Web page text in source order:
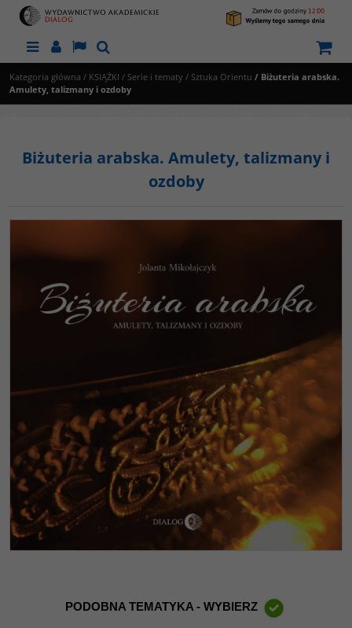
MenuPanelLangSzukaj
Kategoria główna / KSIĄŻKI / Serie i tematy / Sztuka Orientu / Biżuteria arabska.
Amulety, talizmany i ozdoby
Biżuteria arabska. Amulety, talizmany i
ozdoby
PODOBNA TEMATYKA - WYBIERZ